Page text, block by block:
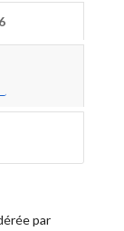
par